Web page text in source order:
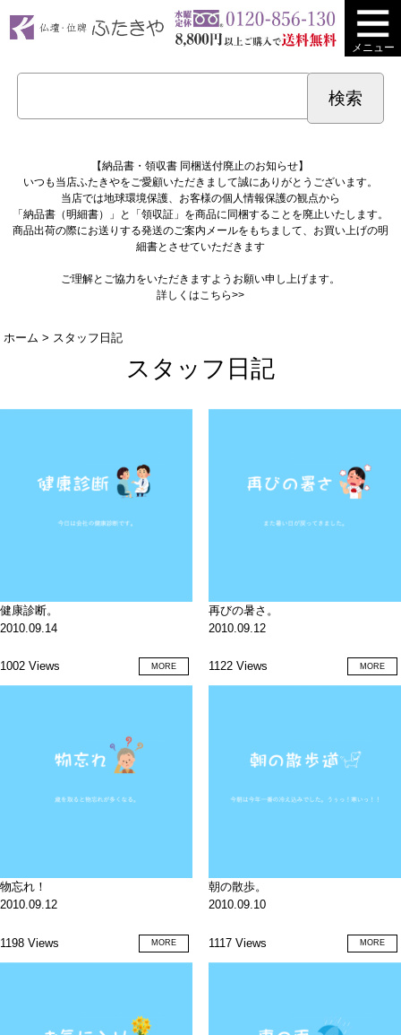
メニュー
【納品書・領収書 同梱送付廃止のお知らせ】
いつも当店ふたきやをご愛顧いただきまして誠にありがとうございます。
当店では地球環境保護、お客様の個人情報保護の観点から
「納品書（明細書）」と「領収証」を商品に同梱することを廃止いたします。
商品出荷の際にお送りする発送のご案内メールをもちまして、お買い上げの明
細書とさせていただきます
ご理解とご協力をいただきますようお願い申し上げます。
詳しくはこちら>>
ホーム > スタッフ日記
スタッフ日記
健康診断。
2010.09.14
1002 Views MORE
再びの暑さ。
2010.09.12
1122 Views MORE
物忘れ！
2010.09.12
1198 Views MORE
朝の散歩。
2010.09.10
1117 Views MORE